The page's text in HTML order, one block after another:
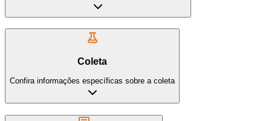
Coleta
Confira informações específicas sobre a coleta